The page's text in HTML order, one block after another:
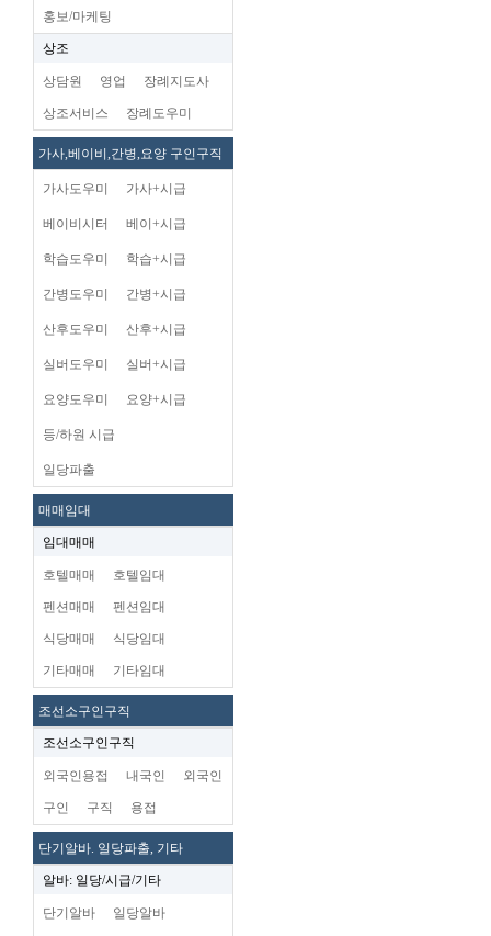
홍보/마케팅
상조
상담원 영업 장례지도사
상조서비스 장례도우미
가사,베이비,간병,요양 구인구직
가사도우미 가사+시급
베이비시터 베이+시급
학습도우미 학습+시급
간병도우미 간병+시급
산후도우미 산후+시급
실버도우미 실버+시급
요양도우미 요양+시급
등/하원 시급
일당파출
매매임대
임대매매
호텔매매 호텔임대
펜션매매 펜션임대
식당매매 식당임대
기타매매 기타임대
조선소구인구직
조선소구인구직
외국인용접 내국인 외국인
구인 구직 용접
단기알바. 일당파출, 기타
알바: 일당/시급/기타
단기알바 일당알바